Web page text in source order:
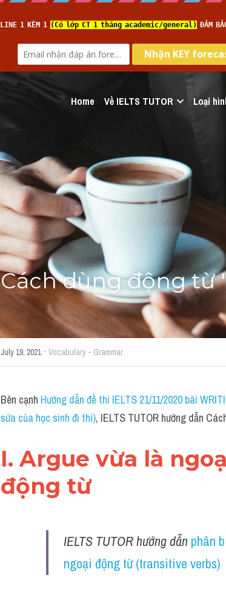
Home Về IELTS TUTOR Loại
Cách dùng động từ
July 19, 2021· Vocabulary - Grammar
Bên cạnh Hướng dẫn đề thi IELTS 21/11/2020 bài
sửa của học sinh đi thi), IELTS TUTOR hướng dẫn
I. Argue vừa là
động từ
IELTS TUTOR hướng dẫn phân
ngoại động từ (transitive verbs)